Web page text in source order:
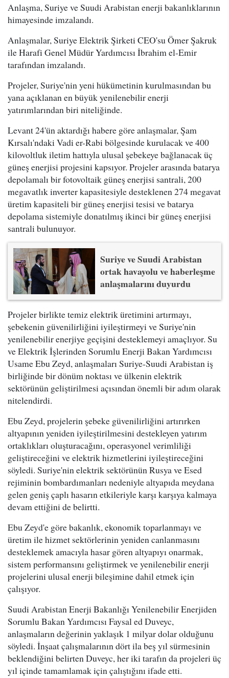
Anlaşma, Suriye ve Suudi Arabistan enerji bakanlıklarının
himayesinde imzalandı.
Anlaşmalar, Suriye Elektrik Şirketi CEO'su Ömer Şakruk
ile Harafi Genel Müdür Yardımcısı İbrahim el-Emir
tarafından imzalandı.
Projeler, Suriye'nin yeni hükümetinin kurulmasından bu
yana açıklanan en büyük yenilenebilir enerji
yatırımlarından biri niteliğinde.
Levant 24'ün aktardığı habere göre anlaşmalar, Şam
Kırsalı'ndaki Vadi er-Rabi bölgesinde kurulacak ve 400
kilovoltluk iletim hattıyla ulusal şebekeye bağlanacak üç
güneş enerjisi projesini kapsıyor. Projeler arasında batarya
depolamalı bir fotovoltaik güneş enerjisi santrali, 200
megavatlık inverter kapasitesiyle desteklenen 274 megavat
üretim kapasiteli bir güneş enerjisi tesisi ve batarya
depolama sistemiyle donatılmış ikinci bir güneş enerjisi
santrali bulunuyor.
Suriye ve Suudi Arabistan
ortak havayolu ve haberleşme
anlaşmalarını duyurdu
Projeler birlikte temiz elektrik üretimini artırmayı,
şebekenin güvenilirliğini iyileştirmeyi ve Suriye'nin
yenilenebilir enerjiye geçişini desteklemeyi amaçlıyor. Su
ve Elektrik İşlerinden Sorumlu Enerji Bakan Yardımcısı
Usame Ebu Zeyd, anlaşmaları Suriye-Suudi Arabistan iş
birliğinde bir dönüm noktası ve ülkenin elektrik
sektörünün geliştirilmesi açısından önemli bir adım olarak
nitelendirdi.
Ebu Zeyd, projelerin şebeke güvenilirliğini artırırken
altyapının yeniden iyileştirilmesini destekleyen yatırım
ortaklıkları oluşturacağını, operasyonel verimliliği
geliştireceğini ve elektrik hizmetlerini iyileştireceğini
söyledi. Suriye'nin elektrik sektörünün Rusya ve Esed
rejiminin bombardımanları nedeniyle altyapıda meydana
gelen geniş çaplı hasarın etkileriyle karşı karşıya kalmaya
devam ettiğini de belirtti.
Ebu Zeyd'e göre bakanlık, ekonomik toparlanmayı ve
üretim ile hizmet sektörlerinin yeniden canlanmasını
desteklemek amacıyla hasar gören altyapıyı onarmak,
sistem performansını geliştirmek ve yenilenebilir enerji
projelerini ulusal enerji bileşimine dahil etmek için
çalışıyor.
Suudi Arabistan Enerji Bakanlığı Yenilenebilir Enerjiden
Sorumlu Bakan Yardımcısı Faysal ed Duveyc,
anlaşmaların değerinin yaklaşık 1 milyar dolar olduğunu
söyledi. İnşaat çalışmalarının dört ila beş yıl sürmesinin
beklendiğini belirten Duveyc, her iki tarafın da projeleri üç
yıl içinde tamamlamak için çalıştığını ifade etti.